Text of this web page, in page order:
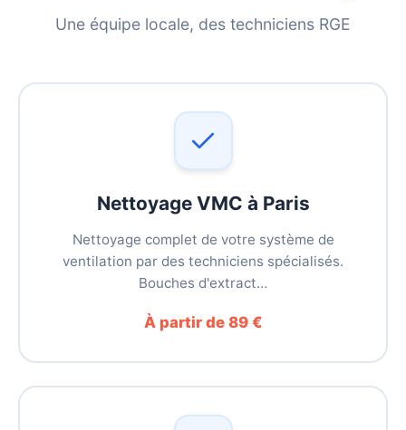
Une équipe locale, des techniciens RGE
Nettoyage VMC à Paris
Nettoyage complet de votre système de
ventilation par des techniciens spécialisés.
Bouches d'extract…
À partir de 89 €